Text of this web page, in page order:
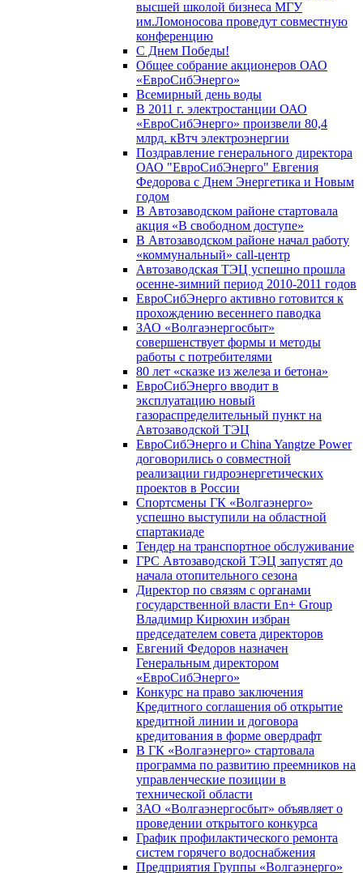
высшей школой бизнеса МГУ
им.Ломоносова проведут совместную
конференцию
С Днем Победы!
Общее собрание акционеров ОАО
«ЕвроСибЭнерго»
Всемирный день воды
В 2011 г. электростанции ОАО
«ЕвроСибЭнерго» произвели 80,4
млрд. кВтч электроэнергии
Поздравление генерального директора
ОАО "ЕвроСибЭнерго" Евгения
Федорова с Днем Энергетика и Новым
годом
В Автозаводском районе стартовала
акция «В свободном доступе»
В Автозаводском районе начал работу
«коммунальный» call-центр
Автозаводская ТЭЦ успешно прошла
осенне-зимний период 2010-2011 годов
ЕвроСибЭнерго активно готовится к
прохождению весеннего паводка
ЗАО «Волгаэнергосбыт»
совершенствует формы и методы
работы с потребителями
80 лет «сказке из железа и бетона»
ЕвроСибЭнерго вводит в
эксплуатацию новый
газораспределительный пункт на
Автозаводской ТЭЦ
ЕвроСибЭнерго и China Yangtze Power
договорились о совместной
реализации гидроэнергетических
проектов в России
Спортсмены ГК «Волгаэнерго»
успешно выступили на областной
спартакиаде
Тендер на транспортное обслуживание
ГРС Автозаводской ТЭЦ запустят до
начала отопительного сезона
Директор по связям с органами
государственной власти En+ Group
Владимир Кирюхин избран
председателем совета директоров
Евгений Федоров назначен
Генеральным директором
«ЕвроСибЭнерго»
Конкурс на право заключения
Кредитного соглашения об открытие
кредитной линии и договора
кредитования в форме овердрафт
В ГК «Волгаэнерго» стартовала
программа по развитию преемников на
управленческие позиции в
технической области
ЗАО «Волгаэнергосбыт» объявляет о
проведении открытого конкурса
График профилактического ремонта
систем горячего водоснабжения
Предприятия Группы «Волгаэнерго»